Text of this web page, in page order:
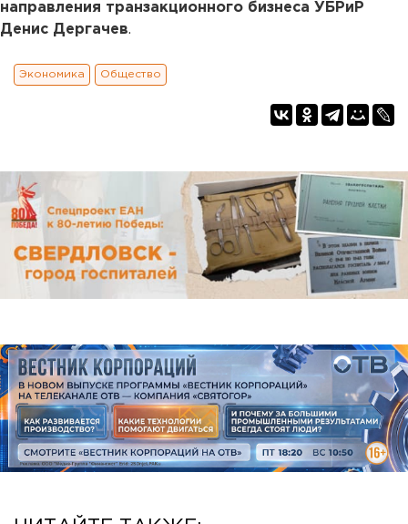
направления транзакционного бизнеса УБРиР
Денис Дергачев.
Экономика Общество